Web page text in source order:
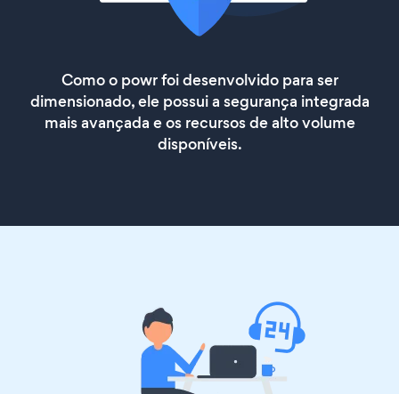
Como o powr foi desenvolvido para ser
dimensionado, ele possui a segurança integrada
mais avançada e os recursos de alto volume
disponíveis.